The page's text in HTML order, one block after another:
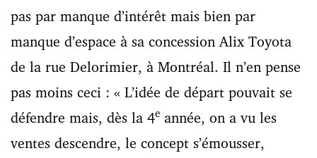
pas par manque d’intérêt mais bien par
manque d’espace à sa concession Alix Toyota
de la rue Delorimier, à Montréal. Il n’en pense
pas moins ceci : « L’idée de départ pouvait se
défendre mais, dès la 4e année, on a vu les
ventes descendre, le concept s’émousser,